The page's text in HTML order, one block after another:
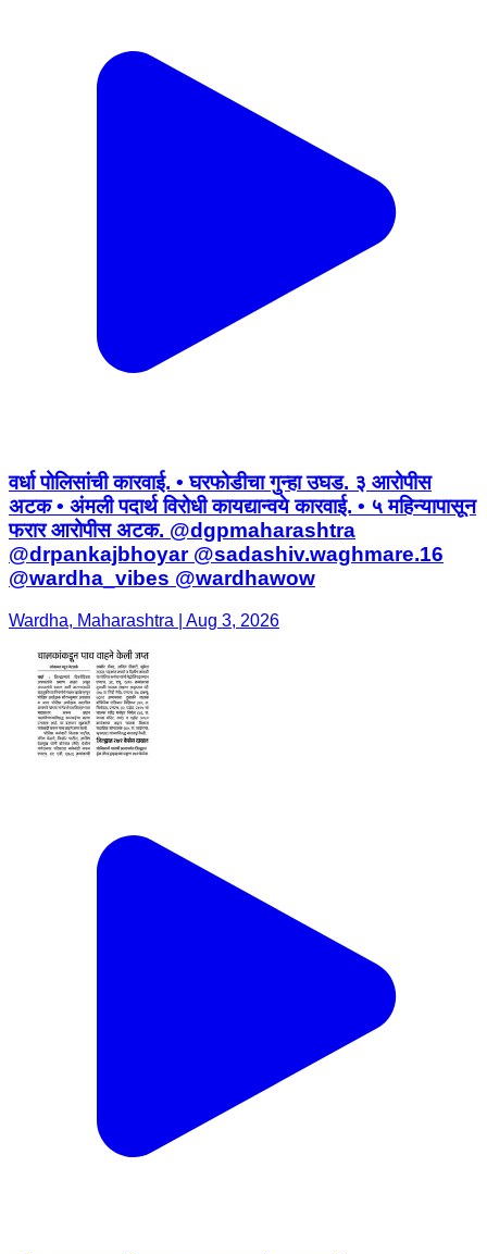
वर्धा पोलिसांची कारवाई. • घरफोडीचा गुन्हा उघड. ३ आरोपीस
अटक • अंमली पदार्थ विरोधी कायद्यान्वये कारवाई. • ५ महिन्यापासून
फरार आरोपीस अटक. @dgpmaharashtra
@drpankajbhoyar @sadashiv.waghmare.16
@wardha_vibes @wardhawow
Wardha, Maharashtra | Aug 3, 2026